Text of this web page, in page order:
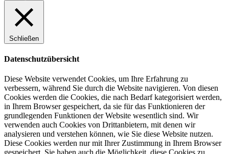
Schließen
Datenschutzübersicht
Diese Website verwendet Cookies, um Ihre Erfahrung zu
verbessern, während Sie durch die Website navigieren. Von diesen
Cookies werden die Cookies, die nach Bedarf kategorisiert werden,
in Ihrem Browser gespeichert, da sie für das Funktionieren der
grundlegenden Funktionen der Website wesentlich sind. Wir
verwenden auch Cookies von Drittanbietern, mit denen wir
analysieren und verstehen können, wie Sie diese Website nutzen.
Diese Cookies werden nur mit Ihrer Zustimmung in Ihrem Browser
gespeichert. Sie haben auch die Möglichkeit, diese Cookies zu